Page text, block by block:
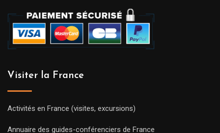
Visiter la France
Activités en France (visites, excursions)
Annuaire des guides-conférenciers de France